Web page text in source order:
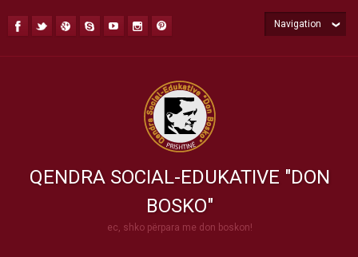
QENDRA SOCIAL-EDUKATIVE "DON
BOSKO"
ec, shko përpara me don boskon!
Navigation